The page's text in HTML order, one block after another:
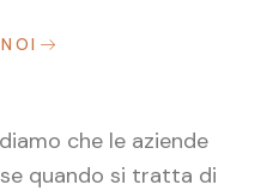
che le aziende
quando si tratta di